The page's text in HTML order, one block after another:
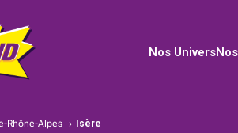
Nos Univers
Rhône-Alpes › Isère